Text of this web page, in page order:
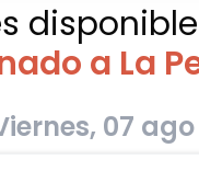
a La
07 ago